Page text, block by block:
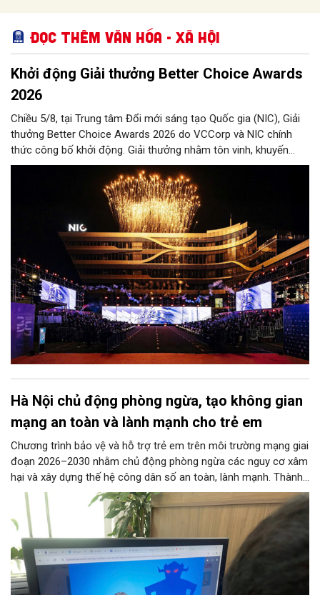
Đọc thêm Văn hóa - Xã hội
Khởi động Giải thưởng Better Choice Awards
2026
Chiều 5/8, tại Trung tâm Đổi mới sáng tạo Quốc gia (NIC), Giải
thưởng Better Choice Awards 2026 do VCCorp và NIC chính
thức công bố khởi động. Giải thưởng nhằm tôn vinh, khuyến
khích, cổ vũ những giá trị đổi mới, sáng tạo, áp dụng trong đời
sống thực, phục vụ người tiêu dùng.
Hà Nội chủ động phòng ngừa, tạo không gian
mạng an toàn và lành mạnh cho trẻ em
Chương trình bảo vệ và hỗ trợ trẻ em trên môi trường mạng giai
đoạn 2026–2030 nhằm chủ động phòng ngừa các nguy cơ xâm
hại và xây dựng thế hệ công dân số an toàn, lành mạnh. Thành
phố đề ra các chỉ tiêu lớn như phổ cập giải pháp an ninh mạng
tại các trường học, ngăn chặn thông tin độc hại từ đường
truyền Internet và hỗ trợ 100% trẻ em bị xâm hại. 11 nhóm
nhiệm vụ trọng tâm được giao cho các sở, ngành thực hiện
đồng bộ, từ hoàn thiện pháp lý, phát triển công nghệ AI, hạ tầng
IPv6 đến truyền thông và hỗ trợ sức khỏe tâm thần. Bên cạnh
đó, chương trình siết chặt trách nhiệm của doanh nghiệp công